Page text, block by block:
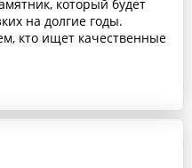
который будет
на долгие годы.
кто ищет качественные